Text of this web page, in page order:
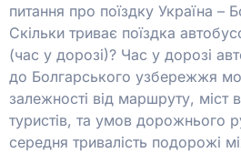
питання про поїздку Україна –
Скільки триває поїздка
(час у дорозі)? Час у дорозі
до Болгарського узбережжя
залежності від маршруту, міст
туристів, та умов дорожнього
середня тривалість подорожі